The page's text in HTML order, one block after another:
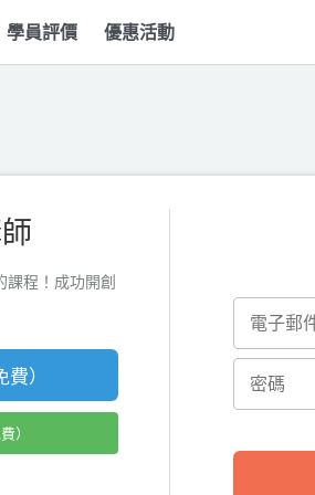
學員評價 優惠活動
課程！成功開創
）
）